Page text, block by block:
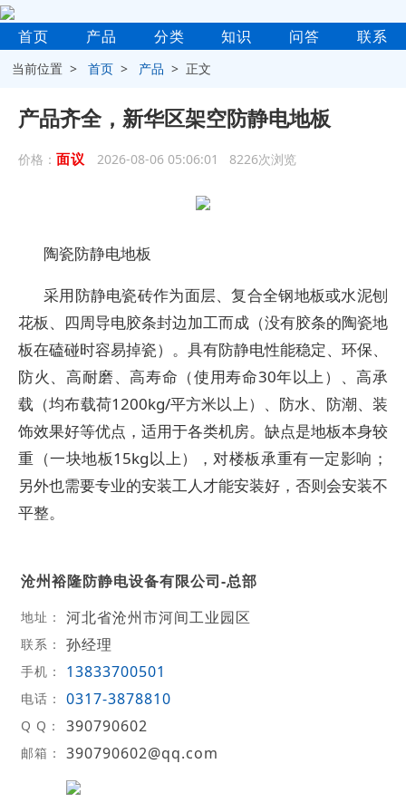
首页 产品 分类 知识 问答 联系
当前位置 >首页 > 产品 > 正文
产品齐全，新华区架空防静电地板
价格： 面议 2026-08-06 05:06:01 8226次浏览
陶瓷防静电地板
采用防静电瓷砖作为面层、复合全钢地板或水泥刨
花板、四周导电胶条封边加工而成（没有胶条的陶瓷地
板在磕碰时容易掉瓷）。具有防静电性能稳定、环保、
防火、高耐磨、高寿命（使用寿命30年以上）、高承
载（均布载荷1200kg/平方米以上）、防水、防潮、装
饰效果好等优点，适用于各类机房。缺点是地板本身较
重（一块地板15kg以上），对楼板承重有一定影响；
另外也需要专业的安装工人才能安装好，否则会安装不
平整。
沧州裕隆防静电设备有限公司-总部
地址： 河北省沧州市河间工业园区
联系： 孙经理
手机： 13833700501
电话： 0317-3878810
Q Q： 390790602
邮箱： 390790602@qq.com